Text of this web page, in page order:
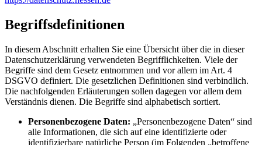
Begriffsdefinitionen
In diesem Abschnitt erhalten Sie eine Übersicht über die in dieser
Datenschutzerklärung verwendeten Begrifflichkeiten. Viele der
Begriffe sind dem Gesetz entnommen und vor allem im Art. 4
DSGVO definiert. Die gesetzlichen Definitionen sind verbindlich.
Die nachfolgenden Erläuterungen sollen dagegen vor allem dem
Verständnis dienen. Die Begriffe sind alphabetisch sortiert.
Personenbezogene Daten: „Personenbezogene Daten“ sind
alle Informationen, die sich auf eine identifizierte oder
identifizierbare natürliche Person (im Folgenden „betroffene